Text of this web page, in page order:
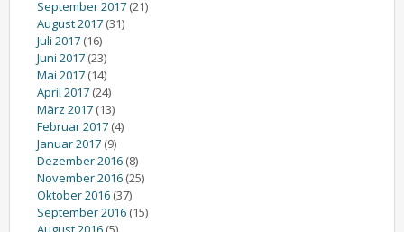
September 2017 (21)
August 2017 (31)
Juli 2017 (16)
Juni 2017 (23)
Mai 2017 (14)
April 2017 (24)
März 2017 (13)
Februar 2017 (4)
Januar 2017 (9)
Dezember 2016 (8)
November 2016 (25)
Oktober 2016 (37)
September 2016 (15)